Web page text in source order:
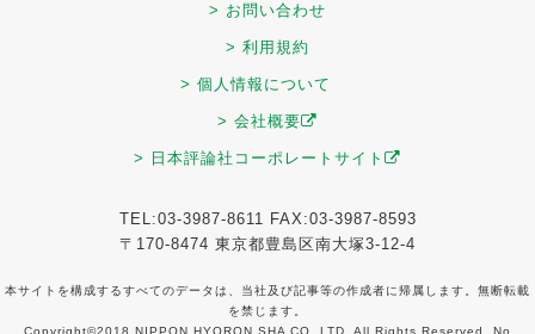
> お問い合わせ
> 利用規約
> 個人情報について
> 会社概要
> 日本評論社コーポレートサイト
TEL:03-3987-8611 FAX:03-3987-8593
〒170-8474 東京都豊島区南大塚3-12-4
本サイトを構成するすべてのデータは、当社及び記事等の作成者に帰属します。無断転載
を禁じます。